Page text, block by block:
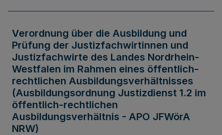
Verordnung über die Ausbildung und
Prüfung der Justizfachwirtinnen und
Justizfachwirte des Landes Nordrhein-
Westfalen im Rahmen eines öffentlich-
rechtlichen Ausbildungsverhältnisses
(Ausbildungsordnung Justizdienst 1.2 im
öffentlich-rechtlichen
Ausbildungsverhältnis - APO JFWörA
NRW)